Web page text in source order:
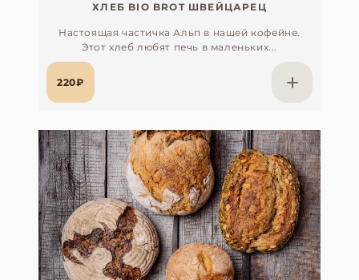
ХЛЕБ BIO BROT ШВЕЙЦАРЕЦ
Настоящая частичка Альп в нашей кофейне.
Этот хлеб любят печь в маленьких...
220₽